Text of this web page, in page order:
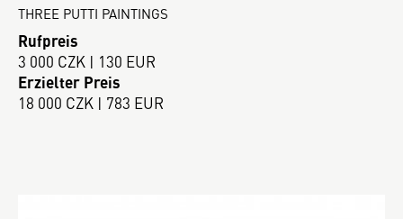
THREE PUTTI PAINTINGS
Rufpreis
3 000 CZK | 130 EUR
Erzielter Preis
18 000 CZK | 783 EUR